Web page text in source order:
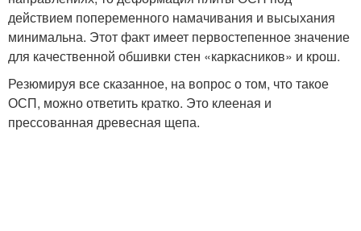
действием попеременного намачивания и высыхания
минимальна. Этот факт имеет первостепенное значение
для качественной обшивки стен «каркасников» и крош.
Резюмируя все сказанное, на вопрос о том, что такое
ОСП, можно ответить кратко. Это клееная и
прессованная древесная щепа.